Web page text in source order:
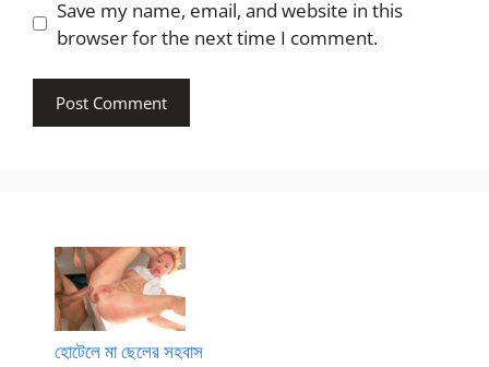
Save my name, email, and website in this
browser for the next time I comment.
হোটেলে মা ছেলের সহবাস